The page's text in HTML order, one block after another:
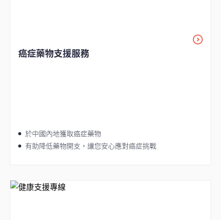
癌症藥物支援服務
於中國內地獲取癌症藥物
有助降低藥物開支，讓您安心應對癌症挑戰